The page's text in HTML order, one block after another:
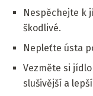
Nespěchejte k
škodlivé.
Nepleťte ústa
Vezměte si
slušivější a